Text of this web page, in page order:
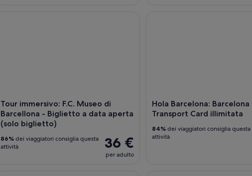
Tour immersivo: F.C. Museo di
Barcellona - Biglietto a data aperta
(solo biglietto)
36 €
per adulto
86% dei viaggiatori consiglia questa
attività
Hola Barcelona: Barcelona
Transport Card illimitata
84% dei viaggiatori consiglia questa
attività